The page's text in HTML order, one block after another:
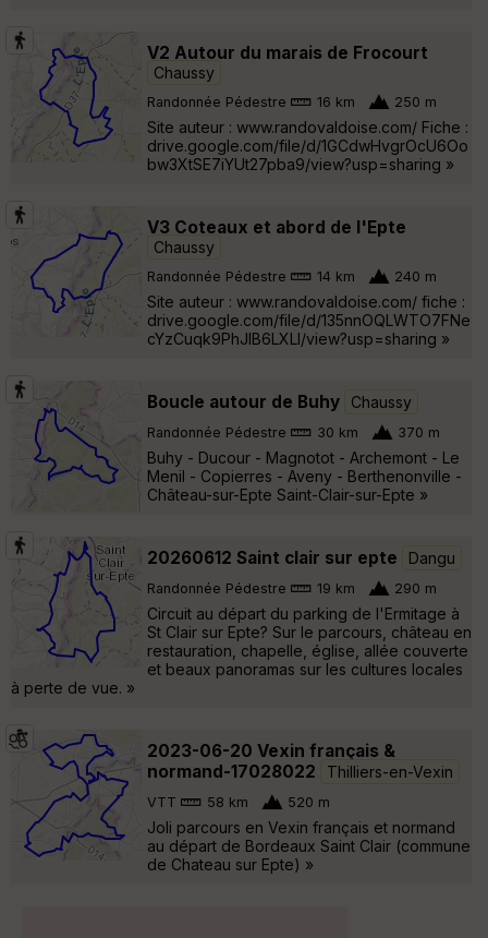
V2 Autour du marais de Frocourt
Chaussy
Randonnée Pédestre 16 km 250 m
Site auteur : www.randovaldoise.com/ Fiche :
drive.google.com/file/d/1GCdwHvgrOcU6Oo
bw3XtSE7iYUt27pba9/view?usp=sharing »
V3 Coteaux et abord de l'Epte
Chaussy
Randonnée Pédestre 14 km 240 m
Site auteur : www.randovaldoise.com/ fiche :
drive.google.com/file/d/135nnOQLWTO7FNe
cYzCuqk9PhJlB6LXLI/view?usp=sharing »
Boucle autour de Buhy Chaussy
Randonnée Pédestre 30 km 370 m
Buhy - Ducour - Magnotot - Archemont - Le
Menil - Copierres - Aveny - Berthenonville -
Château-sur-Epte Saint-Clair-sur-Epte »
20260612 Saint clair sur epte Dangu
Randonnée Pédestre 19 km 290 m
Circuit au départ du parking de l'Ermitage à
St Clair sur Epte? Sur le parcours, château en
restauration, chapelle, église, allée couverte
et beaux panoramas sur les cultures locales
à perte de vue. »
2023-06-20 Vexin français &
normand-17028022
Thilliers-en-Vexin
VTT 58 km 520 m
Joli parcours en Vexin français et normand
au départ de Bordeaux Saint Clair (commune
de Chateau sur Epte) »